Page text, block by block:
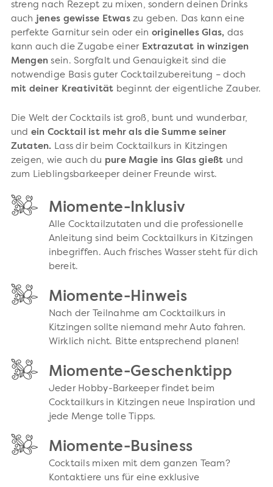
streng nach Rezept zu mixen, sondern deinen Drinks
auch jenes gewisse Etwaszu geben. Das kann eine
perfekte Garnitur sein oder ein originelles Glas, das
kann auch die Zugabe einer Extrazutat in winzigen
Mengen sein. Sorgfalt und Genauigkeit sind die
notwendige Basis guter Cocktailzubereitung – doch
mit deiner Kreativität beginnt der eigentliche Zauber.
Die Welt der Cocktails ist groß, bunt und wunderbar,
und ein Cocktail ist mehr als die Summe seiner
Zutaten. Lass dir beim Cocktailkurs in Kitzingen
zeigen, wie auch du pure Magie ins Glas gießt und
zum Lieblingsbarkeeper deiner Freunde wirst.
Miomente-Inklusiv
Alle Cocktailzutaten und die professionelle
Anleitung sind beim Cocktailkurs in Kitzingen
inbegriffen. Auch frisches Wasser steht für dich
bereit.
Miomente-Hinweis
Nach der Teilnahme am Cocktailkurs in
Kitzingen sollte niemand mehr Auto fahren.
Wirklich nicht. Bitte entsprechend planen!
Miomente-Geschenktipp
Jeder Hobby-Barkeeper findet beim
Cocktailkurs in Kitzingen neue Inspiration und
jede Menge tolle Tipps.
Miomente-Business
Cocktails mixen mit dem ganzen Team?
Kontaktiere uns für eine exklusive